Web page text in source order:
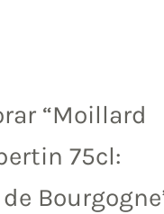
“Moillard
75cl: